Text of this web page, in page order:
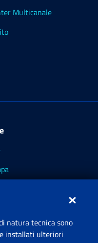
Multicanale
natura tecnica sono
installati ulteriori